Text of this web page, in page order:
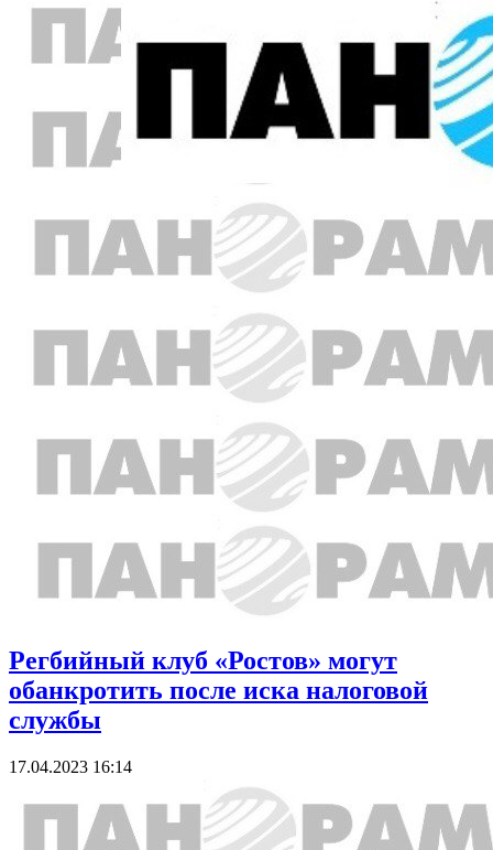
Регбийный клуб «Ростов» могут
обанкротить после иска налоговой
службы
17.04.2023 16:14